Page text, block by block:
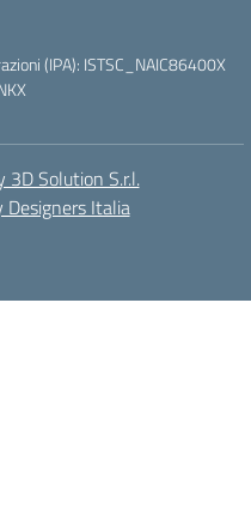
(IPA): ISTSC_NAIC86400X
Solution S.r.l.
Designers Italia